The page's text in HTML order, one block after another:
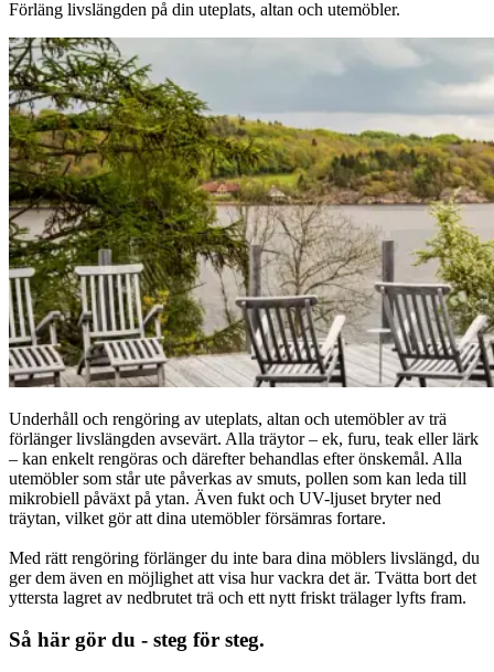
Förläng livslängden på din uteplats, altan och utemöbler.
Underhåll och rengöring av uteplats, altan och utemöbler av trä
förlänger livslängden avsevärt. Alla träytor – ek, furu, teak eller lärk
– kan enkelt rengöras och därefter behandlas efter önskemål. Alla
utemöbler som står ute påverkas av smuts, pollen som kan leda till
mikrobiell påväxt på ytan. Även fukt och UV-ljuset bryter ned
träytan, vilket gör att dina utemöbler försämras fortare.
Med rätt rengöring förlänger du inte bara dina möblers livslängd, du
ger dem även en möjlighet att visa hur vackra det är. Tvätta bort det
yttersta lagret av nedbrutet trä och ett nytt friskt trälager lyfts fram.
Så här gör du - steg för steg.